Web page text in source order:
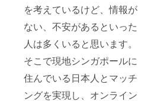
を考えているけど、情報が
ない、不安があるといった
人は多くいると思います。
そこで現地シンガポールに
住んでいる日本人とマッチ
ングを実現し、オンライン